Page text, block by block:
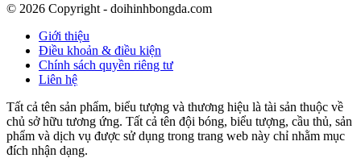
© 2026 Copyright - doihinhbongda.com
Giới thiệu
Điều khoản & điều kiện
Chính sách quyền riêng tư
Liên hệ
Tất cả tên sản phẩm, biểu tượng và thương hiệu là tài sản thuộc về
chủ sở hữu tương ứng. Tất cả tên đội bóng, biểu tượng, cầu thủ, sản
phẩm và dịch vụ được sử dụng trong trang web này chỉ nhằm mục
đích nhận dạng.